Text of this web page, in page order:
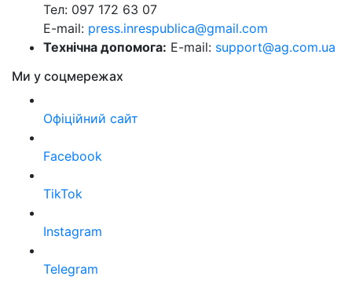
Тел: 097 172 63 07
E-mail: press.inrespublica@gmail.com
Технічна допомога: E-mail: support@ag.com.ua
Ми у соцмережах
Офіційний сайт
Facebook
TikTok
Instagram
Telegram